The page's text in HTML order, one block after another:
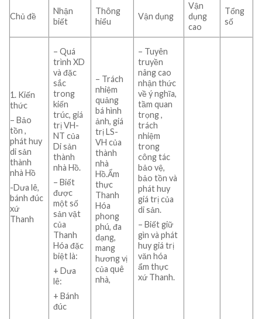
Chủ đề
Nhận
biết
Thông
hiểu
Vận dụng
Vận
dụng
cao
Tổng
số
1. Kiến
thức
– Bảo
tồn ,
phát huy
di sản
thành
nhà Hồ
-Dưa lê,
bánh đúc
xứ
Thanh
– Quá
trình XD
và đặc
sắc
trong
kiến
trúc, giá
trị VH-
NT của
Di sản
thành
nhà Hồ.
– Biết
được
một số
sản vật
của
Thanh
Hóa đặc
biệt là:
+ Dưa
lê:
+ Bánh
đúc
– Trách
nhiệm
quảng
bá hình
ảnh, giá
trị LS-
VH của
thành
nhà
Hồ.Ẩm
thực
Thanh
Hóa
phong
phú, đa
dạng,
mang
hương vị
của quê
nhà,
– Tuyên
truyền
nâng cao
nhận thức
về ý nghĩa,
tầm quan
trọng ,
trách
nhiệm
trong
công tác
bảo vệ,
bảo tồn và
phát huy
giá trị của
di sản.
– Biết giữ
gìn và phát
huy giá trị
văn hóa
ẩm thực
xứ Thanh.